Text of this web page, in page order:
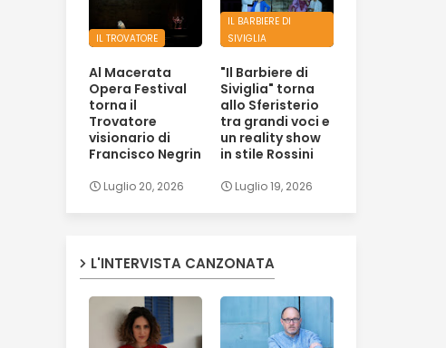
IL TROVATORE
Al Macerata
Opera Festival
torna il
Trovatore
visionario di
Francisco Negrin
Luglio 20, 2026
IL BARBIERE DI
SIVIGLIA
"Il Barbiere di
Siviglia" torna
allo Sferisterio
tra grandi voci e
un reality show
in stile Rossini
Luglio 19, 2026
L'INTERVISTA CANZONATA